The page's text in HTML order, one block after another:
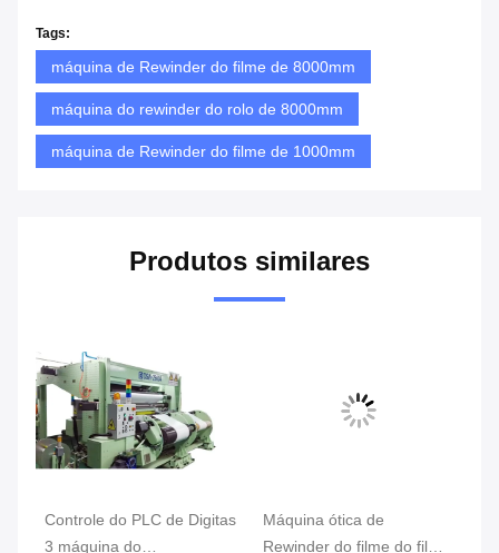
Tags:
máquina de Rewinder do filme de 8000mm
máquina do rewinder do rolo de 8000mm
máquina de Rewinder do filme de 1000mm
Produtos similares
Controle do PLC de Digitas
3 máquina do
Máquina ótica de
Rewinder do filme do filme